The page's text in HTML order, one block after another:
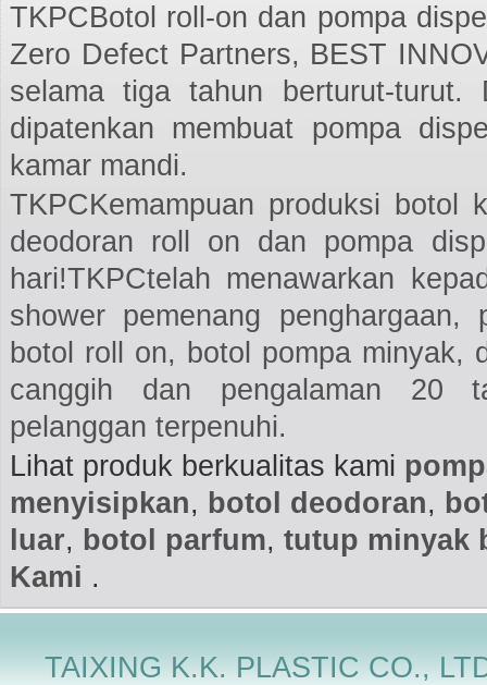
TKPCBotol roll-on dan pompa
Zero Defect Partners, BEST
selama tiga tahun berturut-
dipatenkan membuat pompa
kamar mandi.
TKPCKemampuan produksi
deodoran roll on dan pompa
hari!TKPCtelah menawarkan
shower pemenang
botol roll on, botol pompa minyak,
canggih dan pengalaman 20
pelanggan terpenuhi.
Lihat produk berkualitas kami
menyisipkan, botol deodoran,
luar, botol parfum, tutup minyak
Kami .
TAIXING K.K. PLASTIC CO.,